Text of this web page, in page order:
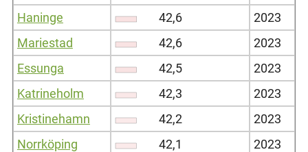
Haninge
42,6
2023
Mariestad
42,6
2023
Essunga
42,5
2023
Katrineholm
42,3
2023
Kristinehamn
42,2
2023
Norrköping
42,1
2023